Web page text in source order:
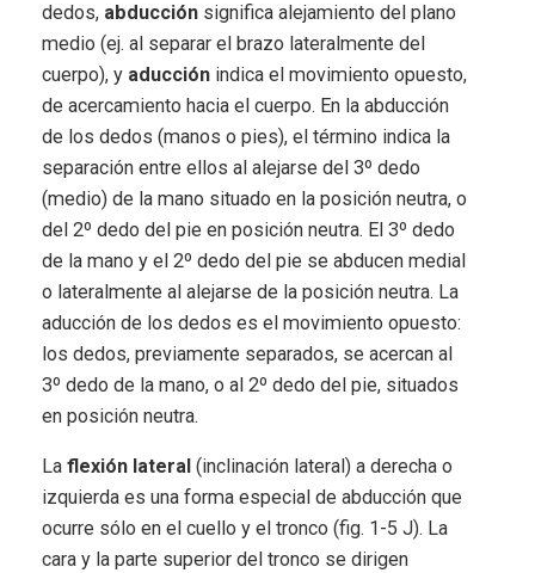
dedos, abducción significa alejamiento del plano
medio (ej. al separar el brazo lateralmente del
cuerpo), y aducción indica el movimiento opuesto,
de acercamiento hacia el cuerpo. En la abducción
de los dedos (manos o pies), el término indica la
separación entre ellos al alejarse del 3º dedo
(medio) de la mano situado en la posición neutra, o
del 2º dedo del pie en posición neutra. El 3º dedo
de la mano y el 2º dedo del pie se abducen medial
o lateralmente al alejarse de la posición neutra. La
aducción de los dedos es el movimiento opuesto:
los dedos, previamente separados, se acercan al
3º dedo de la mano, o al 2º dedo del pie, situados
en posición neutra.
La flexión lateral (inclinación lateral) a derecha o
izquierda es una forma especial de abducción que
ocurre sólo en el cuello y el tronco (fig. 1-5 J). La
cara y la parte superior del tronco se dirigen